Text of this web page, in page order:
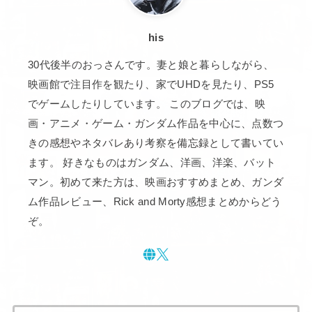
his
30代後半のおっさんです。妻と娘と暮らしながら、
映画館で注目作を観たり、家でUHDを見たり、PS5
でゲームしたりしています。 このブログでは、映
画・アニメ・ゲーム・ガンダム作品を中心に、点数つ
きの感想やネタバレあり考察を備忘録として書いてい
ます。 好きなものはガンダム、洋画、洋楽、バット
マン。初めて来た方は、映画おすすめまとめ、ガンダ
ム作品レビュー、Rick and Morty感想まとめからどう
ぞ。